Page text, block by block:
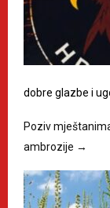
dobre glazbe i
Poziv
ambrozije →